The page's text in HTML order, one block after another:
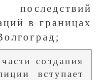
в границах
создания
вступает